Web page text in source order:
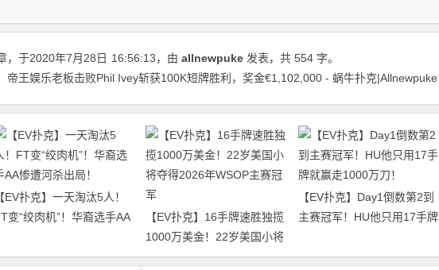
，于2020年7月28日 16:56:13，由 allnewpuke 发表，共 554 字。
帝王娱乐老板击败Phil Ivey斩获100K短牌胜利，奖金€1,102,000 - 蜗牛扑克|Allnewpuke
【EV扑克】一天淘汰5人！
变“绞肉机”！华裔选手AA
【EV扑克】16手牌速胜独揽
1000万美金！22岁美国小将
夺得2026年WSOP主赛冠军
【EV扑克】Day1倒数第2到
主赛冠军！HU他只用17手牌